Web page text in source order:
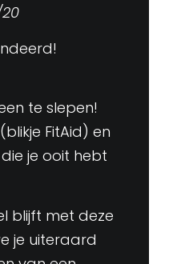
te slepen!
FitAid) en
je ooit hebt
blijft met deze
je uiteraard